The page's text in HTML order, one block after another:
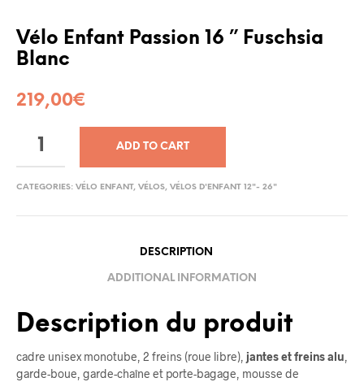
Vélo Enfant Passion 16 ” Fuschsia
Blanc
219,00€
ADD TO CART
CATEGORIES: VÉLO ENFANT, VÉLOS, VÉLOS D'ENFANT 12"- 26"
DESCRIPTION
ADDITIONAL INFORMATION
Description du produit
cadre unisex monotube, 2 freins (roue libre), jantes et freins alu
garde-boue, garde-chaîne et porte-bagage, mousse de